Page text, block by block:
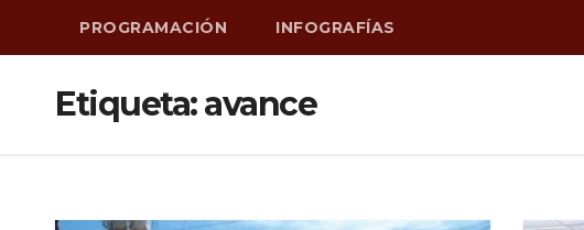
PROGRAMACIÓN INFOGRAFÍAS
Etiqueta:avance